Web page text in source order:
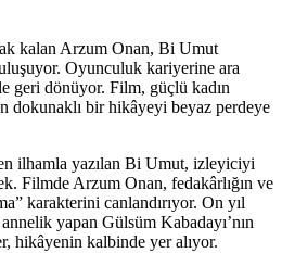
kalan Arzum Onan, Bi Umut
Oyunculuk kariyerine ara
geri dönüyor. Film, güçlü kadın
dokunaklı bir hikâyeyi beyaz perdeye
ilhamla yazılan Bi Umut, izleyiciyi
Filmde Arzum Onan, fedakârlığın ve
karakterini canlandırıyor. On yıl
yapan Gülsüm Kabadayı’nın
hikâyenin kalbinde yer alıyor.